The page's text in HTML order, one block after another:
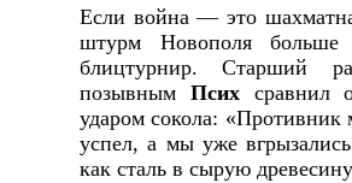
Если война — это
штурм Новополя больше
блицтурнир. Старший
позывным Психсравнил
ударом сокола: «Противник
успел, а мы уже
как сталь в сырую